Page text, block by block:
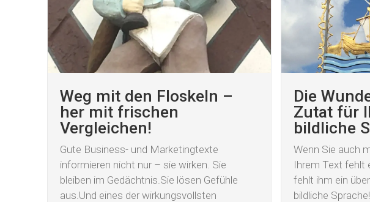
Weg mit den Floskeln –
her mit frischen
Vergleichen!
Gute Business- und Marketingtexte
informieren nicht nur – sie wirken. Sie
bleiben im Gedächtnis.Sie lösen Gefühle
aus.Und eines der wirkungsvollsten
Die
Zutat für
bildliche
Wenn Sie auch
Ihrem Text fehlt
fehlt ihm ein
bildliche